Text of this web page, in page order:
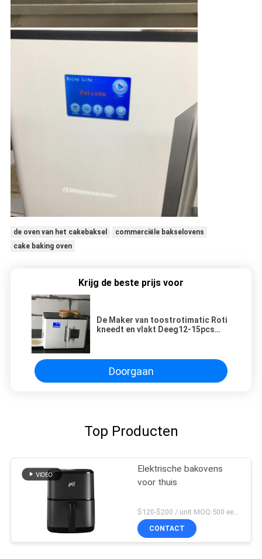
de oven van het cakebaksel
commerciële bakselovens
cake baking oven
Krijg de beste prijs voor
De Maker van toostrotimatic Roti
kneedt en vlakt Deeg12-15pcs
Doorgaan
Top Producten
Elektrische bakovens
voor thuis
CONTACT